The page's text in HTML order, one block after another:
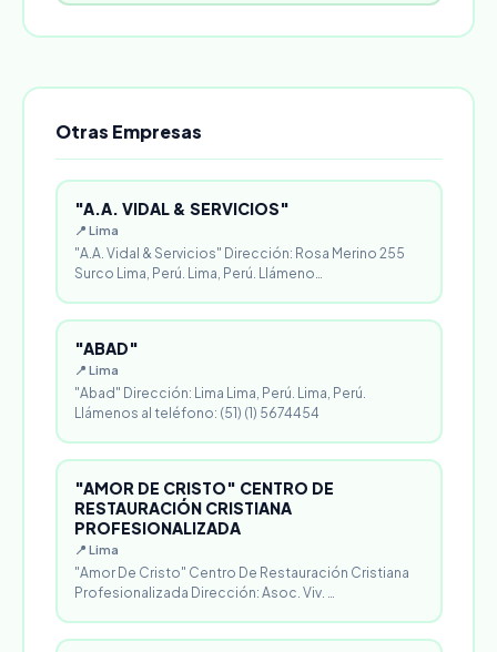
Otras Empresas
"A.A. VIDAL & SERVICIOS"
📍 Lima
"A.A. Vidal & Servicios" Dirección: Rosa Merino 255
Surco Lima, Perú. Lima, Perú. Llámeno…
"ABAD"
📍 Lima
"Abad" Dirección: Lima Lima, Perú. Lima, Perú.
Llámenos al teléfono: (51) (1) 5674454
"AMOR DE CRISTO" CENTRO DE
RESTAURACIÓN CRISTIANA
PROFESIONALIZADA
📍 Lima
"Amor De Cristo" Centro De Restauración Cristiana
Profesionalizada Dirección: Asoc. Viv. …